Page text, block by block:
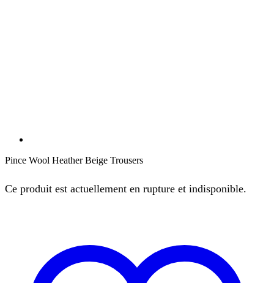
Pince Wool Heather Beige Trousers
Ce produit est actuellement en rupture et indisponible.